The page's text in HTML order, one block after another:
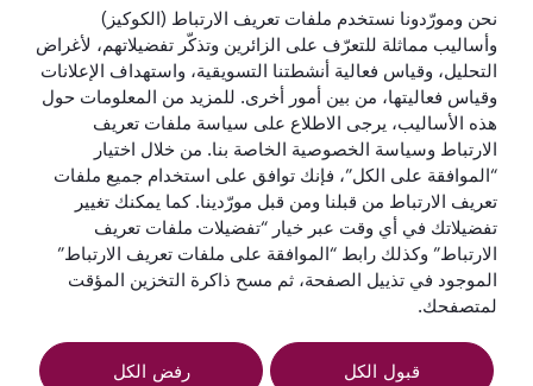
لنبقَ على تواصل
أفضل شركة طيران
في العالم
أفضل درجة رجال
أعمال في العالم
أفضل صالة لدرجة
رجال الأعمال في
العالم
أفضل شركة طيران
في الشرق الأوسط
سياسة ملفات تعريف إشعار
نحن ومورّدونا نستخدم ملفات تعريف الارتباط (الكوكيز)
وأساليب مماثلة للتعرّف على الزائرين وتذكّر تفضيلاتهم، لأغراض
التحليل، وقياس فعالية أنشطتنا التسويقية، واستهداف الإعلانات
وقياس فعاليتها، من بين أمور أخرى. للمزيد من المعلومات حول
هذه الأساليب، يرجى الاطلاع على سياسة ملفات تعريف
الارتباط وسياسة الخصوصية الخاصة بنا. من خلال اختيار
“الموافقة على الكل”، فإنك توافق على استخدام جميع ملفات
تعريف الارتباط من قبلنا ومن قبل مورّدينا. كما يمكنك تغيير
تفضيلاتك في أي وقت عبر خيار “تفضيلات ملفات تعريف
الارتباط” وكذلك رابط “الموافقة على ملفات تعريف الارتباط”
الموجود في تذييل الصفحة، ثم مسح ذاكرة التخزين المؤقت
لمتصفحك.
قبول الكل رفض الكل